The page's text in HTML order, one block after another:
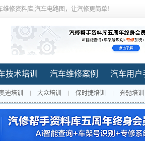
修资料库,汽车电路图，让汽修更简单！
技术培训 汽车维修案例 汽车用户
迪培训 大众培训 保时捷培训 奔驰培训